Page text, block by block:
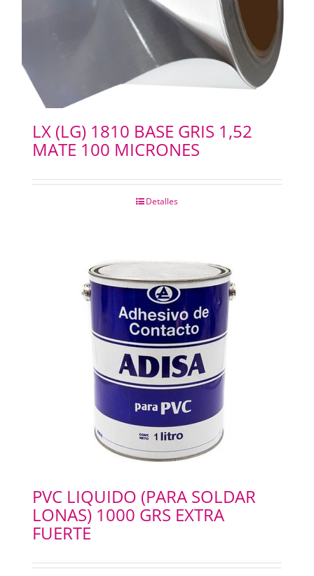
LX (LG) 1810 BASE GRIS 1,52
MATE 100 MICRONES
Detalles
PVC LIQUIDO (PARA SOLDAR
LONAS) 1000 GRS EXTRA
FUERTE